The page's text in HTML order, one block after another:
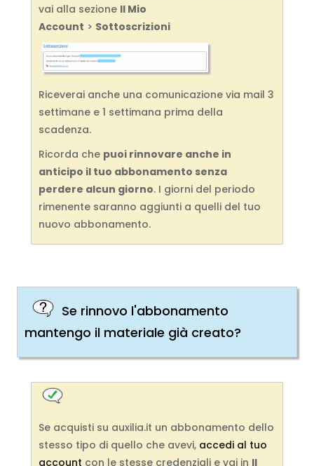
vai alla sezione Il Mio
Account > Sottoscrizioni
Riceverai anche una comunicazione via mail 3
settimane e 1 settimana prima della
scadenza.
Ricorda che puoi rinnovare anche in
anticipo il tuo abbonamento senza
perdere alcun giorno. I giorni del periodo
rimenente saranno aggiunti a quelli del tuo
nuovo abbonamento.
Se rinnovo l'abbonamento
mantengo il materiale già creato?
Se acquisti su auxilia.it un abbonamento dello
stesso tipo di quello che avevi, accedi al tuo
account con le stesse credenziali e vai in Il